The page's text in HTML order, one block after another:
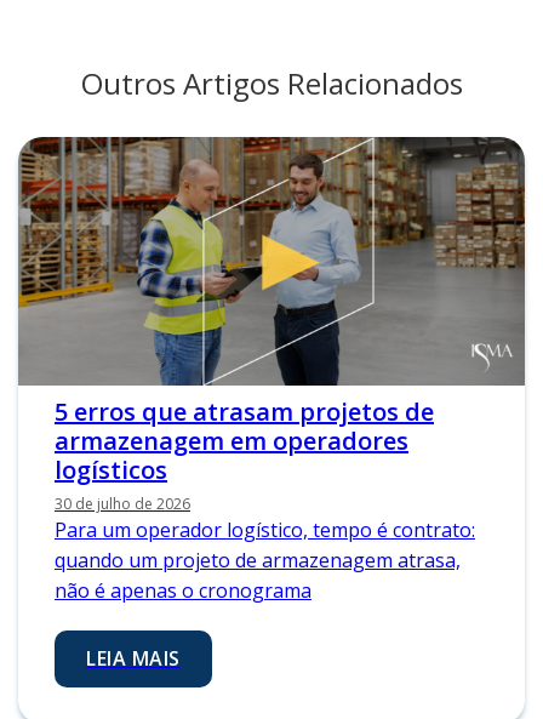
Outros Artigos Relacionados
5 erros que atrasam projetos de
armazenagem em operadores
logísticos
30 de julho de 2026
Para um operador logístico, tempo é contrato:
quando um projeto de armazenagem atrasa,
não é apenas o cronograma
LEIA MAIS